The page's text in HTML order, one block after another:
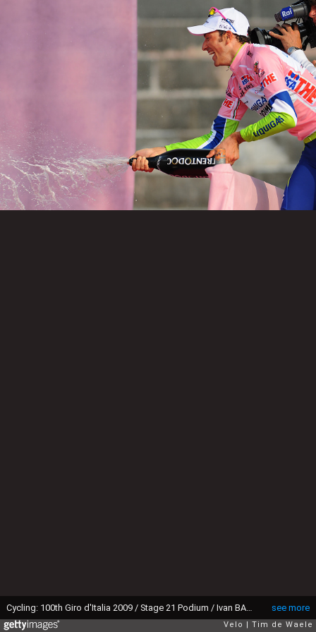
see more
Cycling: 100th Giro d'Italia 2009 / Stage 21 Podium / Ivan BASSO (Ita) Pink Jersey / Celebration Joie Vreugde / Champagne / Roma - Roma (14,4 Km) / Time Trial / Contre La Montre / Tijdrit / Tour of Italy / Tour Italie / Ronde van Italie / Rit Etape / (c) Tim De Waele (Photo by Tim de Waele/Corbis via Getty Images)
Velo Tim de Waele